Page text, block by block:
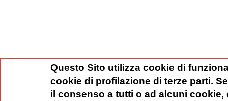
Questo Sito utilizza cookie di
cookie di profilazione di terze parti.
il consenso a tutti o ad alcuni